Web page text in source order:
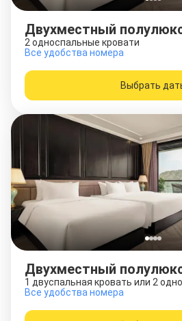
Двухместный
2 односпальные кровати
Все удобства номера
Выбрать
Двухместный
1 двуспальная кровать или 2
Все удобства номера